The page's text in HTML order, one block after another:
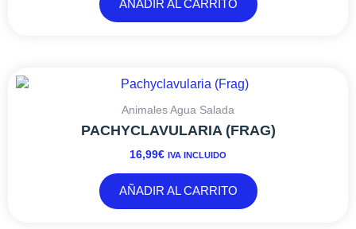
AÑADIR AL CARRITO
Animales Agua Salada
PACHYCLAVULARIA (FRAG)
16,99€ IVA INCLUIDO
AÑADIR AL CARRITO